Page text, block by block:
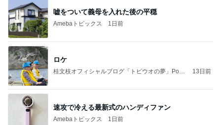
嘘をついて義母を入れた後の平穏
Amebaトピックス 1日前
ロケ
桂文枝オフィシャルブログ「トビウオの夢」Pow
13日前
速攻で冷える最新式のハンディファン
Amebaトピックス 1日前